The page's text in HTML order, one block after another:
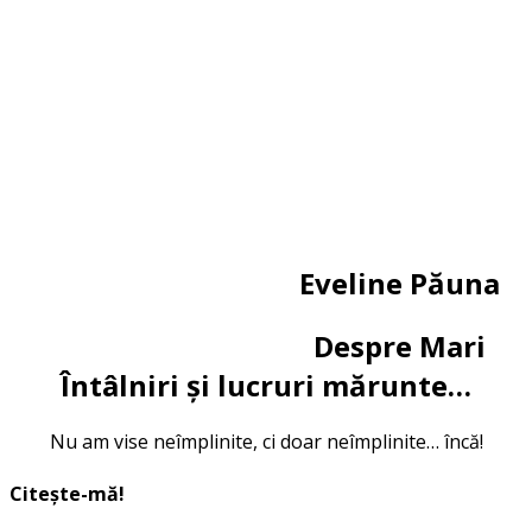
Eveline Păuna
Despre Mari
Întâlniri și lucruri mărunte…
Nu am vise neîmplinite, ci doar neîmplinite… încă!
Citește-mă!